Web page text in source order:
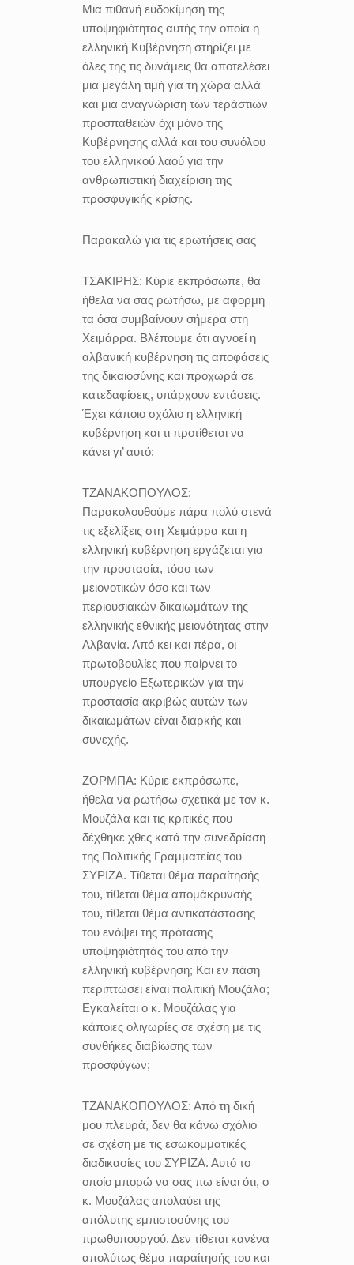
Μια πιθανή ευδοκίμηση της
υποψηφιότητας αυτής την οποία η
ελληνική Κυβέρνηση στηρίζει με
όλες της τις δυνάμεις θα αποτελέσει
μια μεγάλη τιμή για τη χώρα αλλά
και μια αναγνώριση των τεράστιων
προσπαθειών όχι μόνο της
Κυβέρνησης αλλά και του συνόλου
του ελληνικού λαού για την
ανθρωπιστική διαχείριση της
προσφυγικής κρίσης.
Παρακαλώ για τις ερωτήσεις σας
ΤΣΑΚΙΡΗΣ: Κύριε εκπρόσωπε, θα
ήθελα να σας ρωτήσω, με αφορμή
τα όσα συμβαίνουν σήμερα στη
Χειμάρρα. Βλέπουμε ότι αγνοεί η
αλβανική κυβέρνηση τις αποφάσεις
της δικαιοσύνης και προχωρά σε
κατεδαφίσεις, υπάρχουν εντάσεις.
Έχει κάποιο σχόλιο η ελληνική
κυβέρνηση και τι προτίθεται να
κάνει γι’ αυτό;
ΤΖΑΝΑΚΟΠΟΥΛΟΣ:
Παρακολουθούμε πάρα πολύ στενά
τις εξελίξεις στη Χειμάρρα και η
ελληνική κυβέρνηση εργάζεται για
την προστασία, τόσο των
μειονοτικών όσο και των
περιουσιακών δικαιωμάτων της
ελληνικής εθνικής μειονότητας στην
Αλβανία. Από κει και πέρα, οι
πρωτοβουλίες που παίρνει το
υπουργείο Εξωτερικών για την
προστασία ακριβώς αυτών των
δικαιωμάτων είναι διαρκής και
συνεχής.
ΖΟΡΜΠΑ: Κύριε εκπρόσωπε,
ήθελα να ρωτήσω σχετικά με τον κ.
Μουζάλα και τις κριτικές που
δέχθηκε χθες κατά την συνεδρίαση
της Πολιτικής Γραμματείας του
ΣΥΡΙΖΑ. Τίθεται θέμα παραίτησής
του, τίθεται θέμα απομάκρυνσής
του, τίθεται θέμα αντικατάστασής
του ενόψει της πρότασης
υποψηφιότητάς του από την
ελληνική κυβέρνηση; Και εν πάση
περιπτώσει είναι πολιτική Μουζάλα;
Εγκαλείται ο κ. Μουζάλας για
κάποιες ολιγωρίες σε σχέση με τις
συνθήκες διαβίωσης των
προσφύγων;
ΤΖΑΝΑΚΟΠΟΥΛΟΣ: Από τη δική
μου πλευρά, δεν θα κάνω σχόλιο
σε σχέση με τις εσωκομματικές
διαδικασίες του ΣΥΡΙΖΑ. Αυτό το
οποίο μπορώ να σας πω είναι ότι, ο
κ. Μουζάλας απολαύει της
απόλυτης εμπιστοσύνης του
πρωθυπουργού. Δεν τίθεται κανένα
απολύτως θέμα παραίτησής του και